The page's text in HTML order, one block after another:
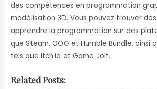
des compétences en programmation
modélisation 3D. Vous pouvez trouver
apprendre la programmation sur des
que Steam, GOG et Humble Bundle, ainsi
tels que itch.io et Game Jolt.
Related Posts: